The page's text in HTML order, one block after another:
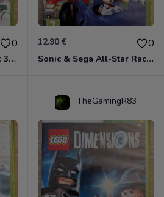
0
Sonic Generations Xbox 360
12.90 € 0
Sonic & Sega All-Star Racing avec Banjo-Kazooie Xbox 360
TheGamingR83